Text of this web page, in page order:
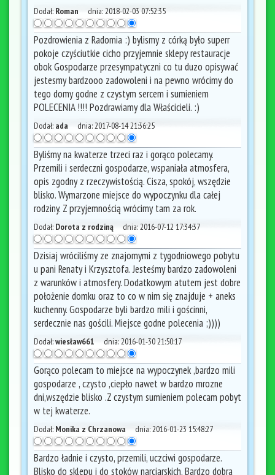
Dodał: Roman dnia:2018-02-03 07:52:35
Pozdrowienia z Radomia :) bylismy z córką było superr
pokoje czyściutkie cicho przyjemnie sklepy restauracje
obok Gospodarze przesympatyczni co tu duzo opisywać
jestesmy bardzooo zadowoleni i na pewno wrócimy do
tego domy godne z czystym sercem i sumieniem
POLECENIA !!!! Pozdrawiamy dla Właścicieli. :)
Dodał: ada dnia:2017-08-14 21:36:25
Byliśmy na kwaterze trzeci raz i gorąco polecamy.
Przemili i serdeczni gospodarze, wspaniała atmosfera,
opis zgodny z rzeczywistością. Cisza, spokój, wszędzie
blisko. Wymarzone miejsce do wypoczynku dla całej
rodziny. Z przyjemnością wrócimy tam za rok.
Dodał: Dorota z rodziną dnia:2016-07-12 17:34:37
Dzisiaj wróciliśmy ze znajomymi z tygodniowego pobytu
u pani Renaty i Krzysztofa. Jesteśmy bardzo zadowoleni
z warunków i atmosfery. Dodatkowym atutem jest dobre
położenie domku oraz to co w nim się znajduje + aneks
kuchenny. Gospodarze byli bardzo mili i gościnni,
serdecznie nas gościli. Miejsce godne polecenia ;))))
Dodał:wiesław661 dnia:2016-01-30 21:50:17
Gorąco polecam to miejsce na wypoczynek ,bardzo mili
gospodarze , czysto ,ciepło nawet w bardzo mrozne
dni,wszędzie blisko .Z czystym sumieniem polecam pobyt
w tej kwaterze.
Dodał: Monika z Chrzanowa dnia:2016-01-23 15:48:27
Bardzo ładnie i czysto, przemili, uczciwi gospodarze.
Blisko do sklepu i do stoków narciarskich. Bardzo dobra